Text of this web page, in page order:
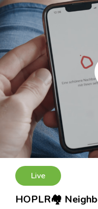
Live
HOPLR🏘